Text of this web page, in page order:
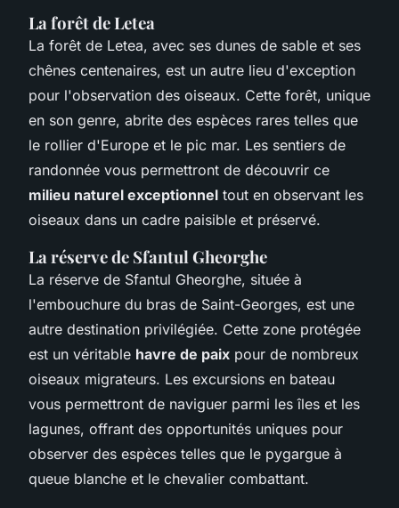
La forêt de Letea
La forêt de Letea, avec ses dunes de sable et ses
chênes centenaires, est un autre lieu d'exception
pour l'observation des oiseaux. Cette forêt, unique
en son genre, abrite des espèces rares telles que
le rollier d'Europe et le pic mar. Les sentiers de
randonnée vous permettront de découvrir ce
milieu naturel exceptionnel tout en observant les
oiseaux dans un cadre paisible et préservé.
La réserve de Sfantul Gheorghe
La réserve de Sfantul Gheorghe, située à
l'embouchure du bras de Saint-Georges, est une
autre destination privilégiée. Cette zone protégée
est un véritable havre de paix pour de nombreux
oiseaux migrateurs. Les excursions en bateau
vous permettront de naviguer parmi les îles et les
lagunes, offrant des opportunités uniques pour
observer des espèces telles que le pygargue à
queue blanche et le chevalier combattant.